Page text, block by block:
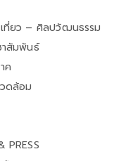
ที่ยว – ศิลปวัฒนธรรม
าสัมพันธ์
ค
ดล้อม
PRESS